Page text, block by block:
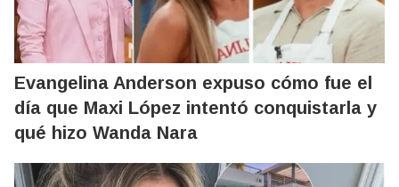
Evangelina Anderson expuso cómo fue el
día que Maxi López intentó conquistarla y
qué hizo Wanda Nara